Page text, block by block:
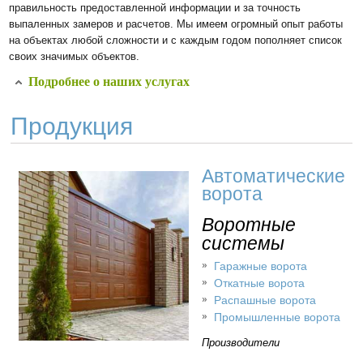
правильность предоставленной информации и за точность
выпаленных замеров и расчетов. Мы имеем огромный опыт работы
на объектах любой сложности и с каждым годом пополняет список
своих значимых объектов.
Подробнее о наших услугах
Продукция
Автоматические
ворота
Воротные
системы
Гаражные ворота
Откатные ворота
Распашные ворота
Промышленные ворота
Производители